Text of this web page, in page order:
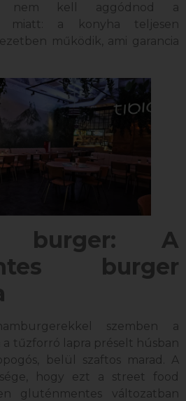
nem kell aggódnod a
miatt: a konyha teljesen
működik, ami garancia
burger: A
burger
szemben a
tűzforró lapra préselt húsban
belül szaftos marad. A
hogy ezt a street food
gluténmentes változatban